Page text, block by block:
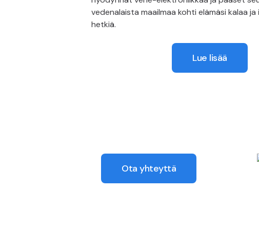
vedenalaista maailmaa kohti elämäsi kalaa ja
hetkiä.
Lue lisää
Ota yhteyttä